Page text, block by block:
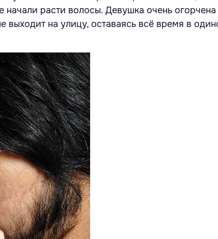
начали расти волосы. Девушка очень
выходит на улицу, оставаясь всё время в